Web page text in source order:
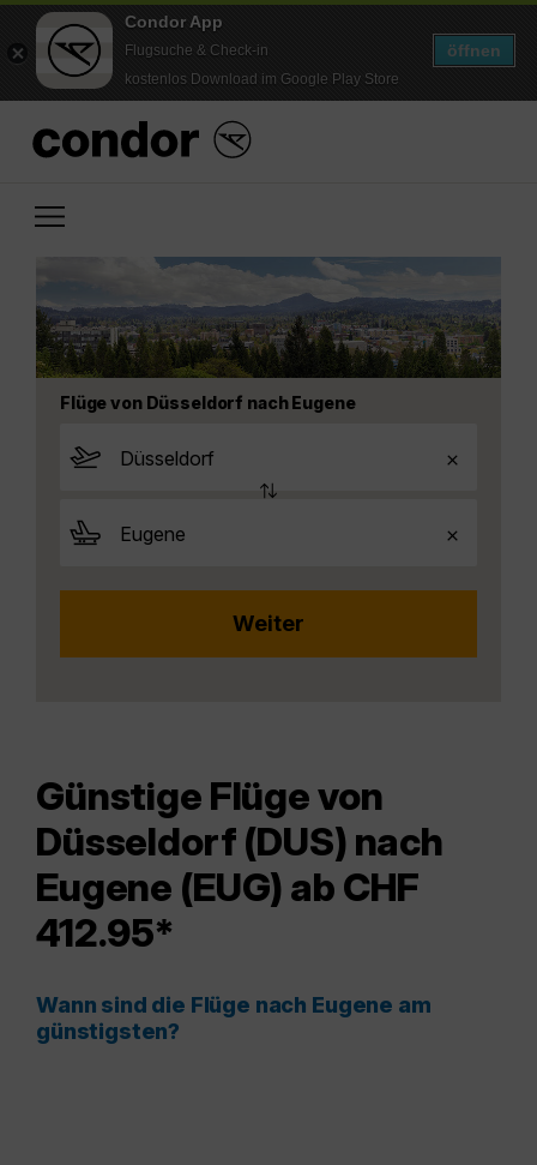
Condor App
Flugsuche & Check-in
kostenlos Download im Google Play Store
öffnen
Flüge von Düsseldorf nach Eugene
Günstige Flüge von
Düsseldorf (DUS) nach
Eugene (EUG) ab CHF
412.95*
Wann sind die Flüge nach Eugene am
günstigsten?